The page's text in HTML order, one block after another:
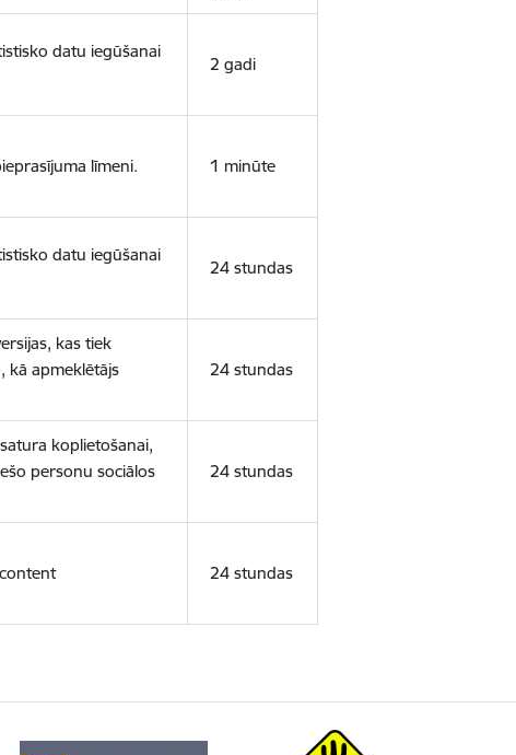
datu iegūšanai
2 gadi
līmeni. 1 minūte
datu iegūšanai
24 stundas
kas tiek
kā apmeklētājs
24 stundas
koplietošanai,
personu sociālos
24 stundas
24 stundas